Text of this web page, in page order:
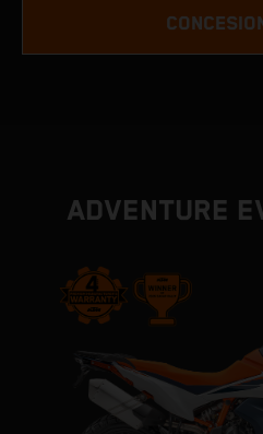
ADVENTURE